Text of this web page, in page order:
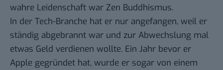
wahre Leidenschaft war Zen Buddhismus.
In der Tech-Branche hat er nur angefangen, weil er
ständig abgebrannt war und zur Abwechslung mal
etwas Geld verdienen wollte. Ein Jahr bevor er
Apple gegründet hat, wurde er sogar von einem